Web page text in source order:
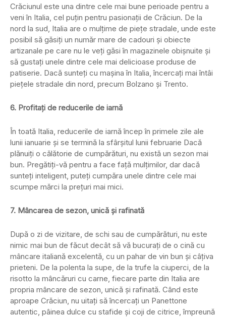
Crăciunul este una dintre cele mai bune perioade pentru a
veni în Italia, cel puţin pentru pasionaţii de Crăciun. De la
nord la sud, Italia are o mulţime de pieţe stradale, unde este
posibil să găsiţi un număr mare de cadouri şi obiecte
artizanale pe care nu le veţi găsi în magazinele obişnuite şi
să gustaţi unele dintre cele mai delicioase produse de
patiserie. Dacă sunteţi cu maşina în Italia, încercaţi mai întâi
pieţele stradale din nord, precum Bolzano şi Trento.
6. Profitaţi de reducerile de iarnă
În toată Italia, reducerile de iarnă încep în primele zile ale
lunii ianuarie şi se termină la sfârşitul lunii februarie Dacă
plănuiţi o călătorie de cumpărături, nu există un sezon mai
bun. Pregătiţi-vă pentru a face faţă mulţimilor, dar dacă
sunteţi inteligent, puteţi cumpăra unele dintre cele mai
scumpe mărci la preţuri mai mici.
7. Mâncarea de sezon, unică şi rafinată
După o zi de vizitare, de schi sau de cumpărături, nu este
nimic mai bun de făcut decât să vă bucuraţi de o cină cu
mâncare italiană excelentă, cu un pahar de vin bun şi câţiva
prieteni. De la polenta la supe, de la trufe la ciuperci, de la
risotto la mâncăruri cu carne, fiecare parte din Italia are
propria mâncare de sezon, unică şi rafinată. Când este
aproape Crăciun, nu uitaţi să încercaţi un Panettone
autentic, pâinea dulce cu stafide şi coji de citrice, împreună